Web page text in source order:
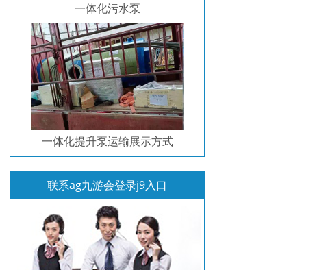
一体化污水泵
一体化提升泵运输展示方式
联系ag九游会登录j9入口